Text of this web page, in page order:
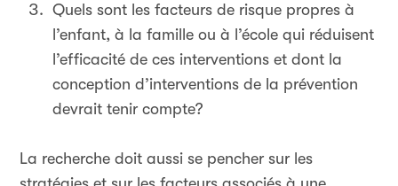
Quels sont les facteurs de risque propres à
l’enfant, à la famille ou à l’école qui réduisent
l’efficacité de ces interventions et dont la
conception d’interventions de la prévention
devrait tenir compte?
La recherche doit aussi se pencher sur les